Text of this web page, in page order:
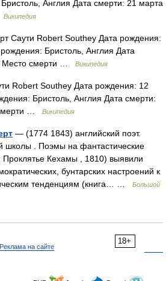
Англия Дата смерти: 21 марта
Википедия
Саути Robert Southey Дата рождения:
Бристоль, Англия Дата
Место смерти …
Википедия
Robert Southey Дата рождения: 12
Бристоль, Англия Дата смерти:
…
Википедия
— (1774 1843) английский поэт.
школы . Поэмы на фантастические
Кехамы , 1810) выявили
бунтарских настроений к
тенденциям (книга… …
Большой
18+
Реклама на сайте